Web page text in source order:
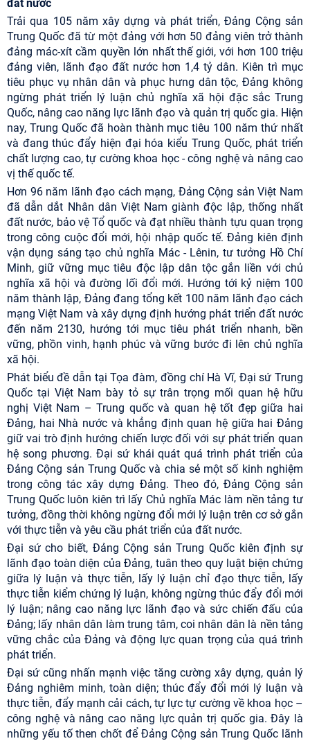
đất nước
Trải qua 105 năm xây dựng và phát triển, Đảng Cộng sản
Trung Quốc đã từ một đảng với hơn 50 đảng viên trở thành
đảng mác-xít cầm quyền lớn nhất thế giới, với hơn 100 triệu
đảng viên, lãnh đạo đất nước hơn 1,4 tỷ dân. Kiên trì mục
tiêu phục vụ nhân dân và phục hưng dân tộc, Đảng không
ngừng phát triển lý luận chủ nghĩa xã hội đặc sắc Trung
Quốc, nâng cao năng lực lãnh đạo và quản trị quốc gia. Hiện
nay, Trung Quốc đã hoàn thành mục tiêu 100 năm thứ nhất
và đang thúc đẩy hiện đại hóa kiểu Trung Quốc, phát triển
chất lượng cao, tự cường khoa học - công nghệ và nâng cao
vị thế quốc tế.
Hơn 96 năm lãnh đạo cách mạng, Đảng Cộng sản Việt Nam
đã dẫn dắt Nhân dân Việt Nam giành độc lập, thống nhất
đất nước, bảo vệ Tổ quốc và đạt nhiều thành tựu quan trọng
trong công cuộc đổi mới, hội nhập quốc tế. Đảng kiên định
vận dụng sáng tạo chủ nghĩa Mác - Lênin, tư tưởng Hồ Chí
Minh, giữ vững mục tiêu độc lập dân tộc gắn liền với chủ
nghĩa xã hội và đường lối đổi mới. Hướng tới kỷ niệm 100
năm thành lập, Đảng đang tổng kết 100 năm lãnh đạo cách
mạng Việt Nam và xây dựng định hướng phát triển đất nước
đến năm 2130, hướng tới mục tiêu phát triển nhanh, bền
vững, phồn vinh, hạnh phúc và vững bước đi lên chủ nghĩa
xã hội.
Phát biểu đề dẫn tại Tọa đàm, đồng chí Hà Vĩ, Đại sứ Trung
Quốc tại Việt Nam bày tỏ sự trân trọng mối quan hệ hữu
nghị Việt Nam – Trung quốc và quan hệ tốt đẹp giữa hai
Đảng, hai Nhà nước và khẳng định quan hệ giữa hai Đảng
giữ vai trò định hướng chiến lược đối với sự phát triển quan
hệ song phương. Đại sứ khái quát quá trình phát triển của
Đảng Cộng sản Trung Quốc và chia sẻ một số kinh nghiệm
trong công tác xây dựng Đảng. Theo đó, Đảng Cộng sản
Trung Quốc luôn kiên trì lấy Chủ nghĩa Mác làm nền tảng tư
tưởng, đồng thời không ngừng đổi mới lý luận trên cơ sở gắn
với thực tiễn và yêu cầu phát triển của đất nước.
Đại sứ cho biết, Đảng Cộng sản Trung Quốc kiên định sự
lãnh đạo toàn diện của Đảng, tuân theo quy luật biện chứng
giữa lý luận và thực tiễn, lấy lý luận chỉ đạo thực tiễn, lấy
thực tiễn kiểm chứng lý luận, không ngừng thúc đẩy đổi mới
lý luận; nâng cao năng lực lãnh đạo và sức chiến đấu của
Đảng; lấy nhân dân làm trung tâm, coi nhân dân là nền tảng
vững chắc của Đảng và động lực quan trọng của quá trình
phát triển.
Đại sứ cũng nhấn mạnh việc tăng cường xây dựng, quản lý
Đảng nghiêm minh, toàn diện; thúc đẩy đổi mới lý luận và
thực tiễn, đẩy mạnh cải cách, tự lực tự cường về khoa học –
công nghệ và nâng cao năng lực quản trị quốc gia. Đây là
những yếu tố then chốt để Đảng Cộng sản Trung Quốc lãnh